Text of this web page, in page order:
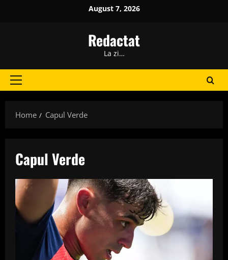
August 7, 2026
Redactat
La zi…
Primary
Home
Capul Verde
Capul Verde